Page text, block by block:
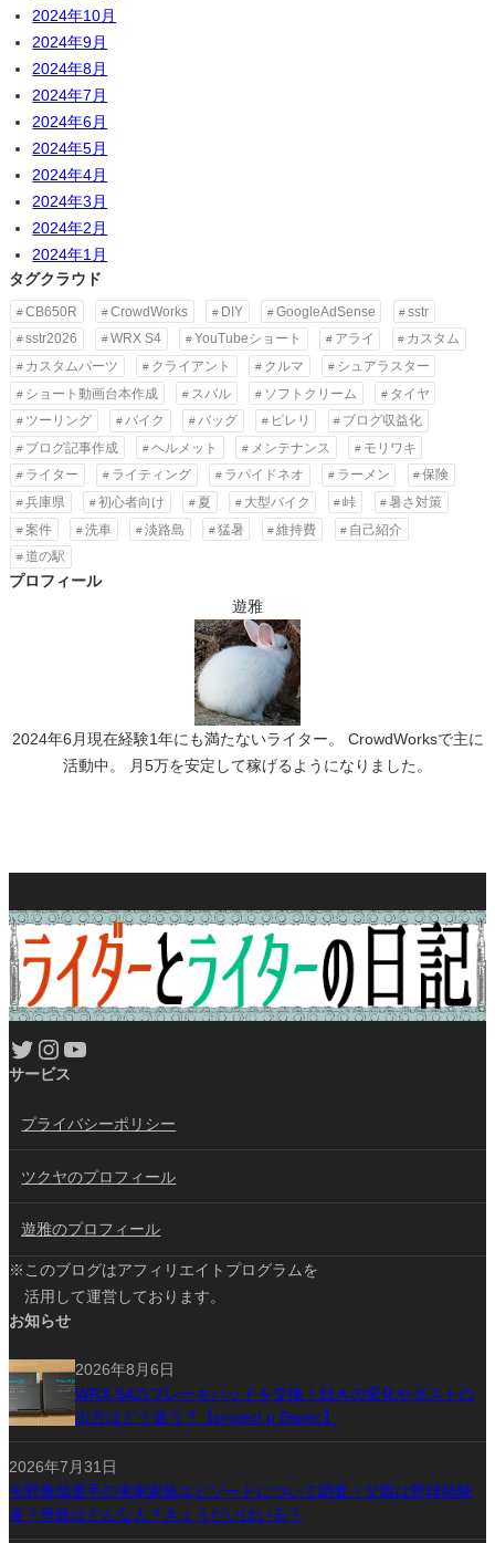
2024年10月
2024年9月
2024年8月
2024年7月
2024年6月
2024年5月
2024年4月
2024年3月
2024年2月
2024年1月
タグクラウド
CB650R CrowdWorks DIY GoogleAdSense
sstr
sstr2026
WRX S4 YouTubeショート アライ
カスタム
カスタムパーツ
クライアント クルマ
シュアラスター
ショート動画台本作成
スバル ソフトクリーム
タイヤ
ツーリング
バイク バッグ ピレリ
ブログ収益化
ブログ記事作成
ヘルメット メンテナンス
モリワキ
ライター
ライティング ラパイドネオ ラーメン
保険
兵庫県
初心者向け 夏 大型バイク 峠
暑さ対策
案件
洗車 淡路島 猛暑 維持費
自己紹介
道の駅
プロフィール
遊雅
2024年6月現在経験1年にも満たないライター。 CrowdWorksで主に
活動中。 月5万を安定して稼げるようになりました。
Twitter Instagram YouTube
サービス
プライバシーポリシー
ツクヤのプロフィール
遊雅のプロフィール
※このブログはアフィリエイトプログラムを
活用して運営しております。
お知らせ
2026年8月6日
WRX S4のブレーキパッドを交換！効きの変化やダストの
出方はどう違う？【project μ Bspec】
2026年7月31日
矢野雅哉選手の実家家族エピソードについて調査！父親は野球経験
者？母親はどんな人？きょうだいはいる？